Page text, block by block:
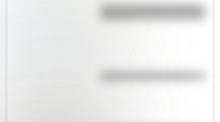
La vida de San Martín contada